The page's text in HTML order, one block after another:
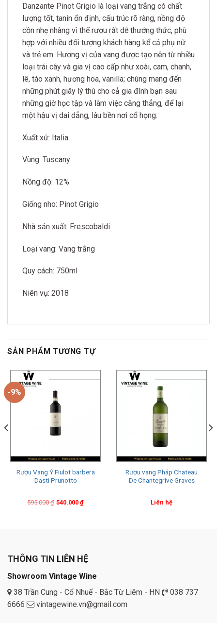
Danzante Pinot Grigio là loại vang trắng có chất
lượng tốt, tanin ổn định, cấu trúc rõ ràng, nồng độ
cồn nhẹ nhàng vì thế rượu rất dễ thưởng thức, phù
hợp với nhiều đối tượng khách hàng kể cả phụ nữ
và trẻ em. Hương vị của vang được tạo nên từ nhiều
loại trái cây và gia vị cao cấp như xoài, cam, chanh,
lê, táo xanh, hương hoa, vanilla; chúng mang đến
những phút giây lý thú cho cả gia đình bạn sau
những giờ học tập và làm việc căng thẳng, để lại
một hậu vị dai dẳng, lâu bền nơi cổ họng.
Xuất xứ: Italia
Vùng: Tuscany
Nồng độ: 12%
Giống nho: Pinot Grigio
Nhà sản xuất: Frescobaldi
Loại vang: Vang trắng
Quy cách: 750ml
Niên vụ: 2018
SẢN PHẨM TƯƠNG TỰ
-9%
Rượu Vang Ý Fiulot barbera
Dasti Prunotto
595.000₫
Original
540.000 ₫
Current
Rượu vang Pháp Chateau
De Chantegrive Graves
Liên hệ
THÔNG TIN LIÊN HỆ
Showroom Vintage Wine
38 Trần Cung - Cổ Nhuế - Bắc Từ Liêm - HN
038 737
6666
vintagewine.vn@gmail.com